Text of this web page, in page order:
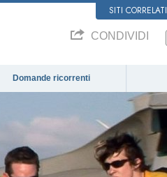
SITI CORRELATI
CONDIVIDI
Domande ricorrenti